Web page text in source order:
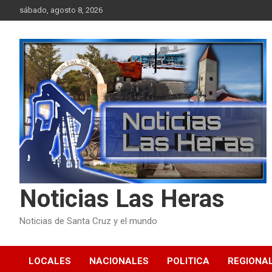
to
sábado, agosto 8, 2026
Noticias Las Heras
Noticias de Santa Cruz y el mundo
LOCALES NACIONALES POLITICA